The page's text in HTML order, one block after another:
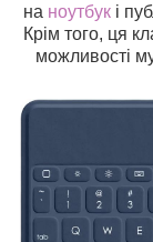
на ноутбук і
Крім того, ця
можливості